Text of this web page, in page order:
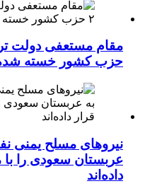
حزب کشور خسته
عربستان سعودی را
داده‌اند